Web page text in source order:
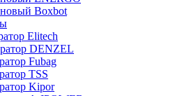
Boxbot
Elitech
DENZEL
Fubag
ТSS
Kipor